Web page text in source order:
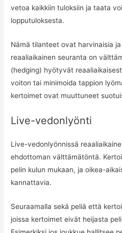
vetoa kaikkiin tuloksiin ja taata
lopputuloksesta.
Nämä tilanteet ovat harvinaisia
reaaliaikainen seuranta on
(hedging) hyötyvät
voiton tai minimoida tappion
kertoimet ovat muuttuneet
Live-vedonlyönti
Live-vedonlyönnissä
ehdottoman välttämätöntä.
pelin kulun mukaan, ja oikea-
kannattavia.
Seuraamalla sekä peliä että
joissa kertoimet eivät heijasta